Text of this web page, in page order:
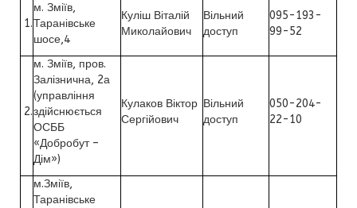
1.
м. Зміїв,
Таранівське
шосе,4
Куліш Віталій
Миколайович
Вільний
доступ
095-193-
99-52
2.
м. Зміїв, пров.
Залізнична, 2а
(управління
здійснюється
ОСББ
«Добробут –
Дім»)
Кулаков Віктор
Сергійович
Вільний
доступ
050-204-
22-10
м.Зміїв,
Таранівське